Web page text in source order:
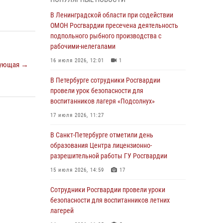
→
семейном фестивале
03 августа 2026, 13:26 5
В Ленинградской области сотрудники
вернуться домой
03 августа 2026, 11:51
мошеннических действиях
03 августа 2026, 10:15 1
Сотрудники ГУ Росгвардии приняли участие в
национальной гвардии РФ по спортивному и
боевому самбо
03 августа 2026, 10:07
В Ленинградской области при содействии
ОМОН Росгвардии пресечена деятельность
подпольного рыбного производства с
рабочими-нелегалами
16 июля 2026, 12:01 1
В Петербурге сотрудники Росгвардии
провели урок безопасности для
воспитанников лагеря «Подсолнух»
17 июля 2026, 11:27
В Санкт-Петербурге отметили день
образования Центра лицензионно-
разрешительной работы ГУ Росгвардии
15 июля 2026, 14:59 17
Сотрудники Росгвардии провели уроки
безопасности для воспитанников летних
лагерей